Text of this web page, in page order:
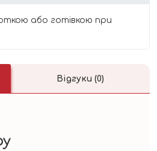
або готівкою при
Відгуки (0)